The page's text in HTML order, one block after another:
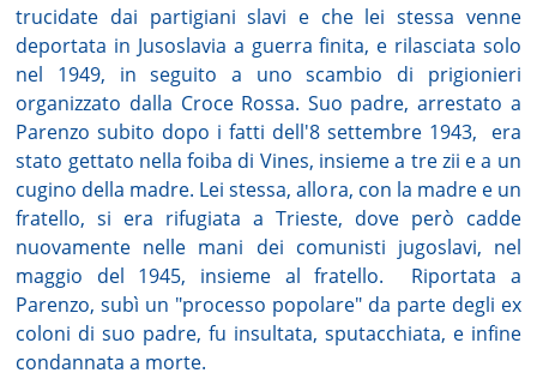
trucidate dai partigiani slavi e che lei stessa venne
deportata in Jusoslavia a guerra finita, e rilasciata solo
nel 1949, in seguito a uno scambio di prigionieri
organizzato dalla Croce Rossa. Suo padre, arrestato a
Parenzo subito dopo i fatti dell'8 settembre 1943,
era
stato gettato nella foiba di Vines, insieme a tre zii e a un
cugino della madre. Lei stessa, allora, con la madre e un
fratello, si era rifugiata a Trieste, dove però cadde
nuovamente nelle mani dei comunisti jugoslavi, nel
maggio del 1945, insieme al fratello.
Riportata a
Parenzo, subì un "processo popolare" da parte degli ex
coloni di suo padre, fu insultata, sputacchiata, e infine
condannata a morte.